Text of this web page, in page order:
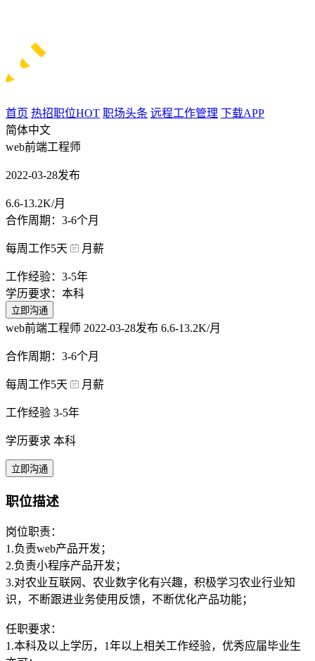
首页 热招职位HOT 职场头条 远程工作管理 下载APP
简体中文
web前端工程师
2022-03-28发布
6.6-13.2K/月
合作周期：3-6个月
每周工作5天 月薪
工作经验：3-5年
学历要求：本科
立即沟通
web前端工程师 2022-03-28发布 6.6-13.2K/月
合作周期：3-6个月
每周工作5天 月薪
工作经验 3-5年
学历要求 本科
立即沟通
职位描述
岗位职责：
1.负责web产品开发；
2.负责小程序产品开发；
3.对农业互联网、农业数字化有兴趣，积极学习农业行业知
识，不断跟进业务使用反馈，不断优化产品功能；
任职要求：
1.本科及以上学历，1年以上相关工作经验，优秀应届毕业生